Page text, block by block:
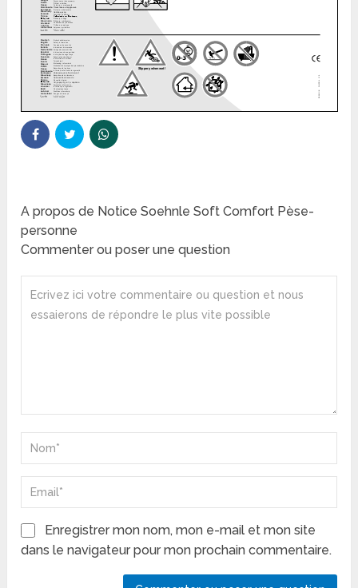
A propos de Notice Soehnle Soft Comfort Pèse-
personne
Commenter ou poser une question
Enregistrer mon nom, mon e-mail et mon site
dans le navigateur pour mon prochain commentaire.